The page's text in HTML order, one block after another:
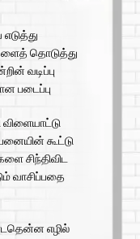
தொடுத்து
வடிப்பு
படைப்பு
கூட்டு
சிந்திவிட
வாசிப்பதை
எழில்